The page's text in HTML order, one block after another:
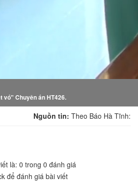
vó" Chuyên án HT426.
Nguồn tin: Theo Báo Hà Tĩnh:
là: 0 trong 0 đánh giá
để đánh giá bài viết